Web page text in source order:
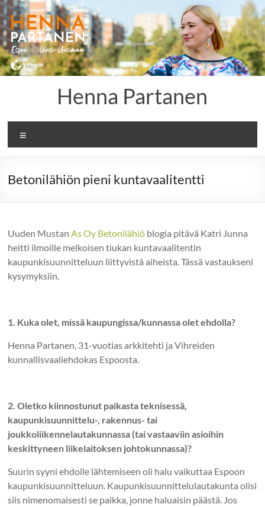
Skip
to
content
Henna Partanen
Betonilähiön pieni kuntavaalitentti
Uuden MustanAs Oy Betonilähiö blogia pitävä Katri Junna
heitti ilmoille melkoisen tiukan kuntavaalitentin
kaupunkisuunnitteluun liittyvistä aiheista. Tässä vastaukseni
kysymyksiin.
1. Kuka olet, missä kaupungissa/kunnassa olet ehdolla?
Henna Partanen, 31-vuotias arkkitehti ja Vihreiden
kunnallisvaaliehdokas Espoosta.
2. Oletko kiinnostunut paikasta teknisessä,
kaupunkisuunnittelu-, rakennus- tai
joukkoliikennelautakunnassa (tai vastaaviin asioihin
keskittyneen liikelaitoksen johtokunnassa)?
Suurin syyni ehdolle lähtemiseen oli halu vaikuttaa Espoon
kaupunkisuunnitteluun. Kaupunkisuunnittelulautakunta olisi
siis nimenomaisesti se paikka, jonne haluaisin päästä. Jos